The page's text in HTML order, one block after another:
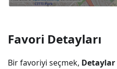
Favori Detayları
Bir favoriyi seçmek, Detaylar